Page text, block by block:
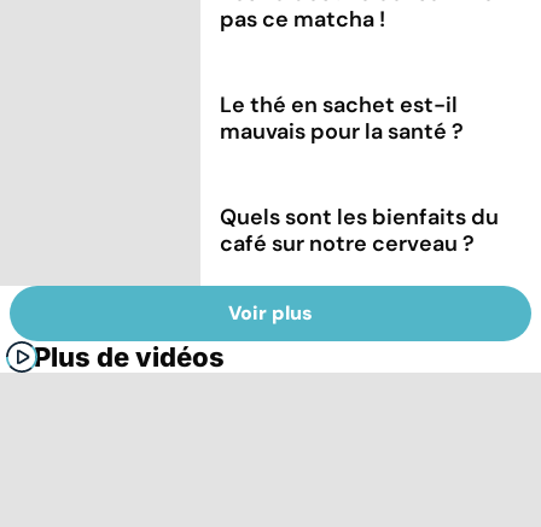
pas ce matcha !
Le thé en sachet est-il
mauvais pour la santé ?
Quels sont les bienfaits du
café sur notre cerveau ?
Voir plus
Plus de vidéos